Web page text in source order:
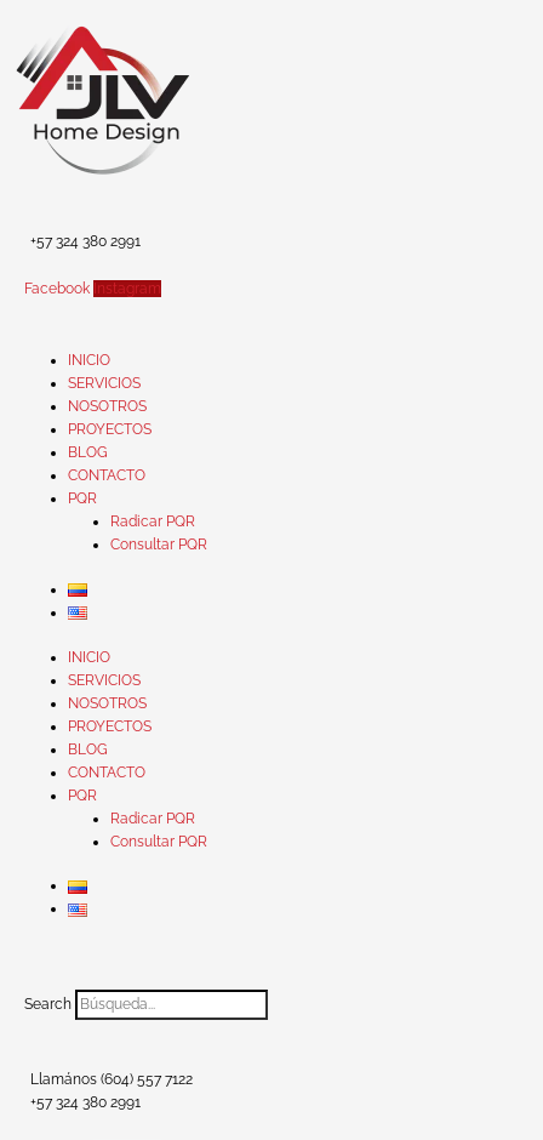
contenido
+57 324 380 2991
Facebook Instagram
INICIO
SERVICIOS
NOSOTROS
PROYECTOS
BLOG
CONTACTO
PQR
Radicar PQR
Consultar PQR
INICIO
SERVICIOS
NOSOTROS
PROYECTOS
BLOG
CONTACTO
PQR
Radicar PQR
Consultar PQR
Search
Llamános (604) 557 7122
+57 324 380 2991